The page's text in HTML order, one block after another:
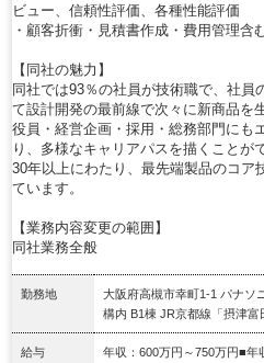
ビュー、信頼性評価、各種性能評価
・顧客折衝・見積書作成・費用管理含
【同社の魅力】
同社では93％の社員が技術職で、社員
て設計開発の最前線で次々に新商品を
役員・経営企画・採用・総務部門にも
り、多様なキャリアパスを描くことが
30年以上にわたり、最先端製品のコア
ています。
【業務内容変更の範囲】
同社業務全般
勤務地
大阪府高槻市幸町1-1 パナソ
構内 B1棟 JR京都線「摂津富
給与
年収：600万円～750万円■